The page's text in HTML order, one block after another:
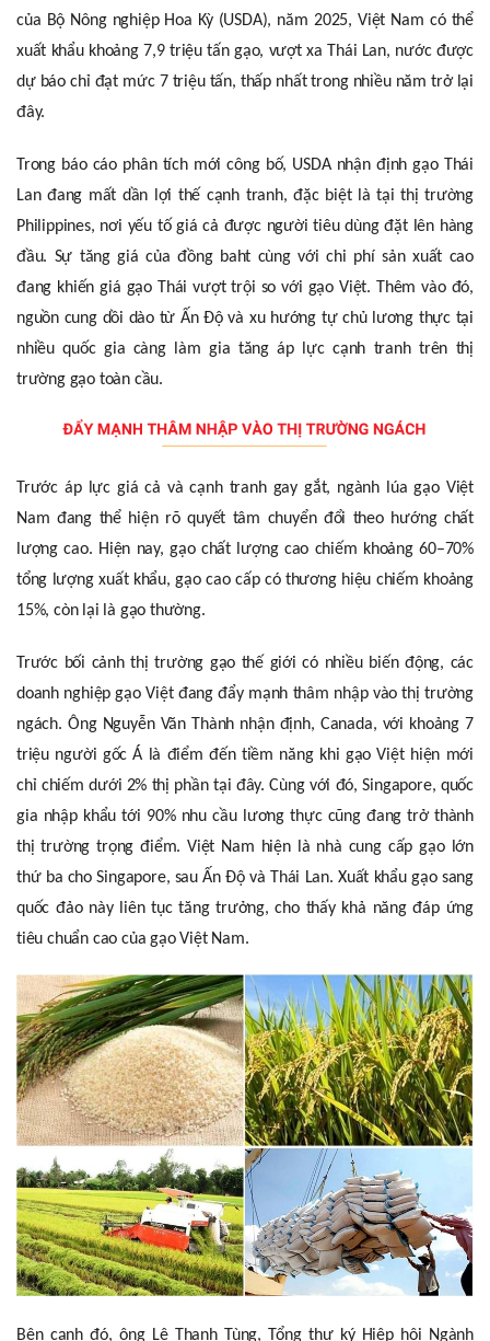
của Bộ Nông nghiệp Hoa Kỳ (USDA), năm 2025, Việt Nam có thể
xuất khẩu khoảng 7,9 triệu tấn gạo, vượt xa Thái Lan, nước được
dự báo chỉ đạt mức 7 triệu tấn, thấp nhất trong nhiều năm trở lại
đây.
Trong báo cáo phân tích mới công bố, USDA nhận định gạo Thái
Lan đang mất dần lợi thế cạnh tranh, đặc biệt là tại thị trường
Philippines, nơi yếu tố giá cả được người tiêu dùng đặt lên hàng
đầu. Sự tăng giá của đồng baht cùng với chi phí sản xuất cao
đang khiến giá gạo Thái vượt trội so với gạo Việt. Thêm vào đó,
nguồn cung dồi dào từ Ấn Độ và xu hướng tự chủ lương thực tại
nhiều quốc gia càng làm gia tăng áp lực cạnh tranh trên thị
trường gạo toàn cầu.
Trước áp lực giá cả và cạnh tranh gay gắt, ngành lúa gạo Việt
Nam đang thể hiện rõ quyết tâm chuyển đổi theo hướng chất
lượng cao. Hiện nay, gạo chất lượng cao chiếm khoảng 60–70%
tổng lượng xuất khẩu, gạo cao cấp có thương hiệu chiếm khoảng
15%, còn lại là gạo thường.
Trước bối cảnh thị trường gạo thế giới có nhiều biến động, các
doanh nghiệp gạo Việt đang đẩy mạnh thâm nhập vào thị trường
ngách. Ông Nguyễn Văn Thành nhận định, Canada, với khoảng 7
triệu người gốc Á là điểm đến tiềm năng khi gạo Việt hiện mới
chỉ chiếm dưới 2% thị phần tại đây. Cùng với đó, Singapore, quốc
gia nhập khẩu tới 90% nhu cầu lương thực cũng đang trở thành
thị trường trọng điểm. Việt Nam hiện là nhà cung cấp gạo lớn
thứ ba cho Singapore, sau Ấn Độ và Thái Lan. Xuất khẩu gạo sang
quốc đảo này liên tục tăng trưởng, cho thấy khả năng đáp ứng
tiêu chuẩn cao của gạo Việt Nam.
Bên cạnh đó, ông Lê Thanh Tùng, Tổng thư ký Hiệp hội Ngành